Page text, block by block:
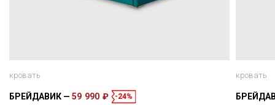
кровать
БРЕЙДАВИК 59 990 ₽ -24%
кровать